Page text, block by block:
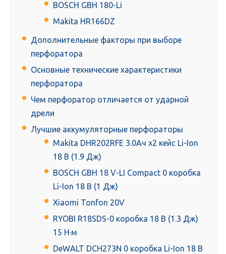
BOSCH GBH 180-Li
Makita HR166DZ
Дополнительные факторы при выборе
перфоратора
Основные технические характеристики
перфоратора
Чем перфоратор отличается от ударной
дрели
Лучшие аккумуляторные перфораторы
Makita DHR202RFE 3.0Ач х2 кейс Li-Ion
18 В (1.9 Дж)
BOSCH GBH 18 V-LI Compact 0 коробка
Li-Ion 18 В (1 Дж)
Xiaomi Tonfon 20V
RYOBI R18SDS-0 коробка 18 В (1.3 Дж)
15 Н·м
DeWALT DCH273N 0 коробка Li-Ion 18 В